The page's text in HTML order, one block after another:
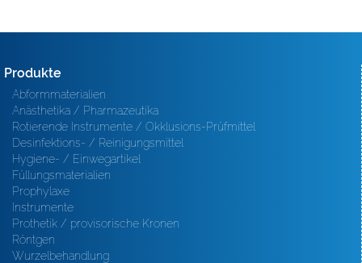
Produkte
Abformmaterialien
Anästhetika / Pharmazeutika
Rotierende Instrumente / Okklusions-Prüfmittel
Desinfektions- / Reinigungsmittel
Hygiene- / Einwegartikel
Füllungsmaterialien
Prophylaxe
Instrumente
Prothetik / provisorische Kronen
Röntgen
Wurzelbehandlung